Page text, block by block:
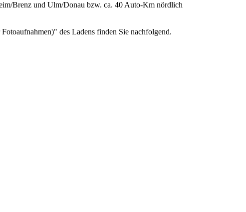
Brenz und Ulm/Donau bzw. ca. 40 Auto-Km nördlich
des Ladens finden Sie nachfolgend.